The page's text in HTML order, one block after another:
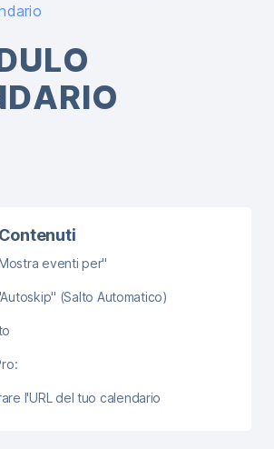
eventi per"
(Salto Automatico)
l'URL del tuo calendario